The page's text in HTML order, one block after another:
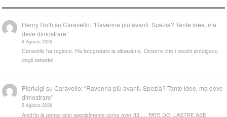
Henry Roth suCaravello: “Ravenna più avanti. Spezia? Tante idee, ma
deve dimostrare”
6 Agosto 2026
Caravello ha ragione. Ha fotografato la situazione. Occorre che i vecchi sintolgano
dagli zebedei!
Pierluigi suCaravello: “Ravenna più avanti. Spezia? Tante idee, ma deve
dimostrare”
5 Agosto 2026
Anch'io la penso così specialmente come over 33..... FATE DOI LASTRE ASE